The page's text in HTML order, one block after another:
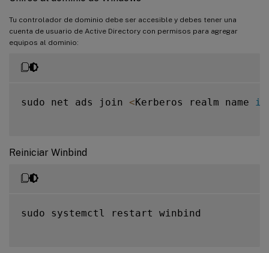
Tu controlador de dominio debe ser accesible y debes tener una
cuenta de usuario de Active Directory con permisos para agregar
equipos al dominio:
sudo net ads join <Kerberos realm name in
Reiniciar Winbind
sudo systemctl restart winbind